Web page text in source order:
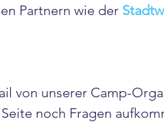
Partnern wie der
von unserer Camp-
noch Fragen